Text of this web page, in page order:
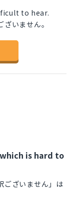
to hear.
いません。
is hard to
ございません」は